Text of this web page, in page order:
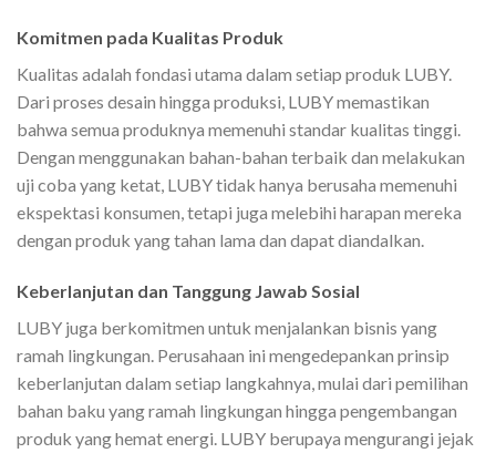
Komitmen pada Kualitas Produk
Kualitas adalah fondasi utama dalam setiap produk LUBY.
Dari proses desain hingga produksi, LUBY memastikan
bahwa semua produknya memenuhi standar kualitas tinggi.
Dengan menggunakan bahan-bahan terbaik dan melakukan
uji coba yang ketat, LUBY tidak hanya berusaha memenuhi
ekspektasi konsumen, tetapi juga melebihi harapan mereka
dengan produk yang tahan lama dan dapat diandalkan.
Keberlanjutan dan Tanggung Jawab Sosial
LUBY juga berkomitmen untuk menjalankan bisnis yang
ramah lingkungan. Perusahaan ini mengedepankan prinsip
keberlanjutan dalam setiap langkahnya, mulai dari pemilihan
bahan baku yang ramah lingkungan hingga pengembangan
produk yang hemat energi. LUBY berupaya mengurangi jejak